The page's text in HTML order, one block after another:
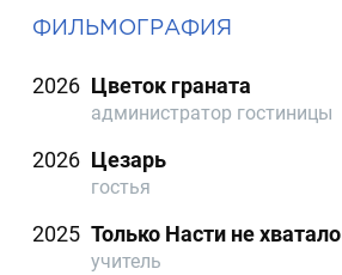
ФИЛЬМОГРАФИЯ
2026 Цветок граната
администратор гостиницы
2026 Цезарь
гостья
2025 Только Насти не хватало
учитель